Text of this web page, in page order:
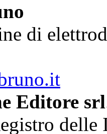
di
Editore srl
delle